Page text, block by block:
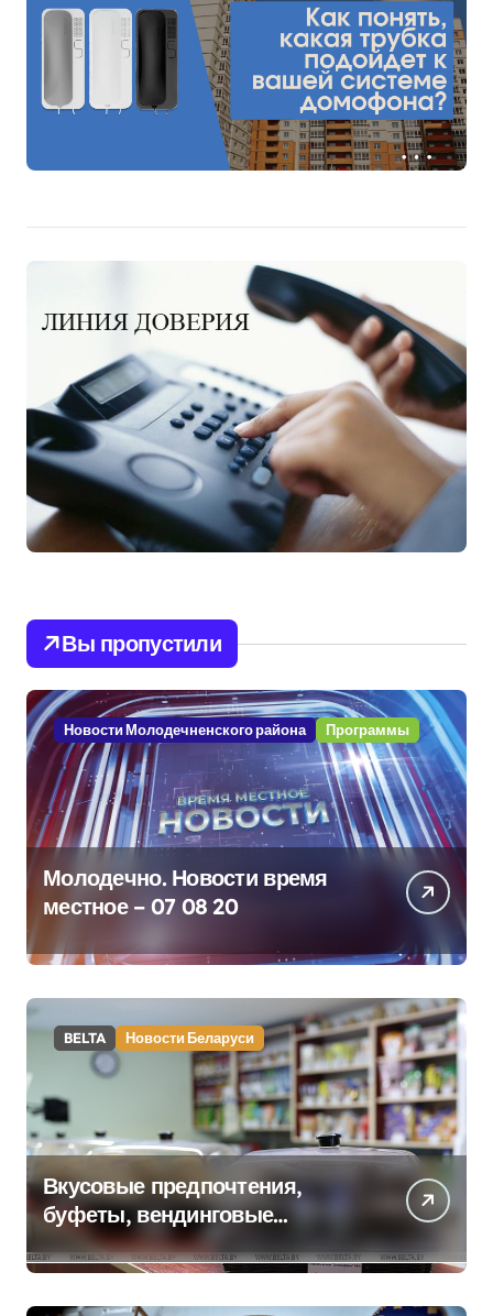
Вы пропустили
Новости Молодечненского района Программы
Молодечно. Новости время
местное – 07 08 20
BELTA Новости Беларуси
Вкусовые предпочтения,
буфеты, вендинговые
аппараты. Минобразования об
изменениях в школьном
питании